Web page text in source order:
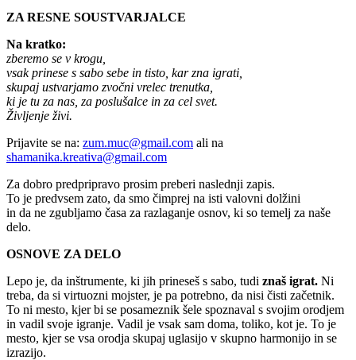
ZA RESNE SOUSTVARJALCE
Na kratko:
zberemo se v krogu,
vsak prinese s sabo sebe in tisto, kar zna igrati,
skupaj ustvarjamo zvočni vrelec trenutka,
ki je tu za nas, za poslušalce in za cel svet.
Življenje živi.
Prijavite se na: zum.muc@gmail.com ali na
shamanika.kreativa@gmail.com
Za dobro predpripravo prosim preberi naslednji zapis.
To je predvsem zato, da smo čimprej na isti valovni dolžini
in da ne zgubljamo časa za razlaganje osnov, ki so temelj za naše
delo.
OSNOVE ZA DELO
Lepo je, da inštrumente, ki jih prineseš s sabo, tudi znaš igrat. Ni
treba, da si virtuozni mojster, je pa potrebno, da nisi čisti začetnik.
To ni mesto, kjer bi se posameznik šele spoznaval s svojim orodjem
in vadil svoje igranje. Vadil je vsak sam doma, toliko, kot je. To je
mesto, kjer se vsa orodja skupaj uglasijo v skupno harmonijo in se
izrazijo.